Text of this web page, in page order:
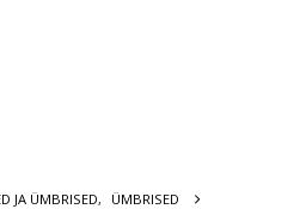
JA ÜMBRISED,
ÜMBRISED